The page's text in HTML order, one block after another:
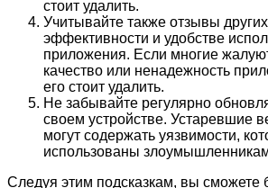
стоит удалить.
Учитывайте также отзывы
эффективности и удобстве
приложения. Если многие
качество или ненадежность
его стоит удалить.
Не забывайте регулярно
своем устройстве. Устаревшие
могут содержать уязвимости,
использованы
Следуя этим подсказкам, вы сможете